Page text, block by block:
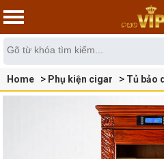
Home Phụ kiện cigar Tủ bảo